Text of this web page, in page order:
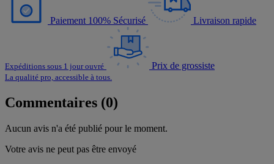
Paiement 100% Sécurisé Livraison rapide
Expéditions sous 1 jour ouvré Prix de grossiste
La qualité pro, accessible à tous.
Commentaires (0)
Aucun avis n'a été publié pour le moment.
Votre avis ne peut pas être envoyé